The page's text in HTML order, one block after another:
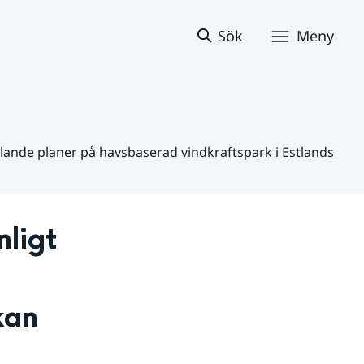
Sök Meny
planer på havsbaserad vindkraftspark i Estlands